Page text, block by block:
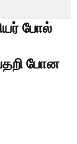
போல்
போன